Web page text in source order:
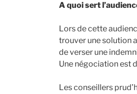
A quoi sert
Lors de cette
trouver une solution
de verser une
Une négociation est
Les conseillers